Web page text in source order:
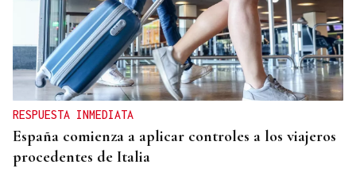
RESPUESTA INMEDIATA
España comienza a aplicar controles a los viajeros
procedentes de Italia